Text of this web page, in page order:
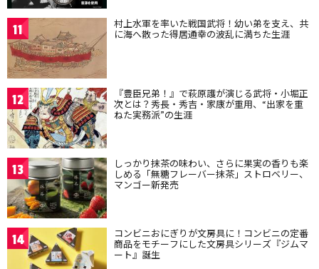
11 村上水軍を率いた戦国武将！幼い弟を支え、共
に海へ散った得居通幸の波乱に満ちた生涯
12 『豊臣兄弟！』で萩原護が演じる武将・小堀正
次とは？秀長・秀吉・家康が重用、“出家を重
ねた実務派”の生涯
13 しっかり抹茶の味わい、さらに果実の香りも楽
しめる「無糖フレーバー抹茶」ストロベリー、
マンゴー新発売
14 コンビニおにぎりが文房具に！コンビニの定番
商品をモチーフにした文房具シリーズ『ジムマ
ート』誕生